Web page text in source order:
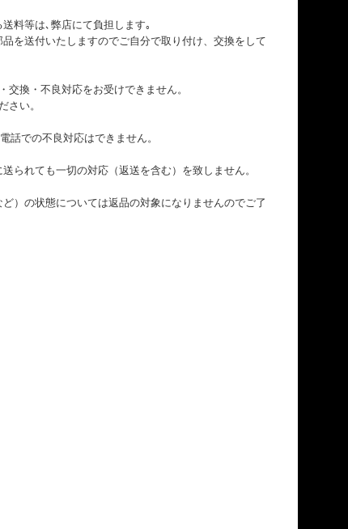
料等は､弊店にて負担します｡
を送付いたしますのでご自分で取り付け、交換をして
交換・不良対応をお受けできません。
さい。
話での不良対応はできません。
られても一切の対応（返送を含む）を致しません。
）の状態については返品の対象になりませんのでご了